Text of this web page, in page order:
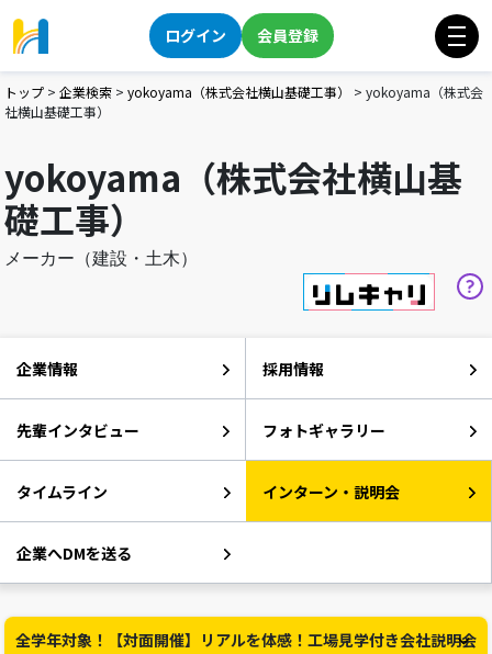
ログイン 会員登録
トップ > 企業検索 > yokoyama（株式会社横山基礎工事） > yokoyama（株式会
社横山基礎工事）
yokoyama（株式会社横山基
礎工事）
メーカー（建設・土木）
企業情報 採用情報
先輩インタビュー フォトギャラリー
タイムライン インターン・説明会
企業へDMを送る
全学年対象！【対面開催】リアルを体感！工場見学付き会社説明会